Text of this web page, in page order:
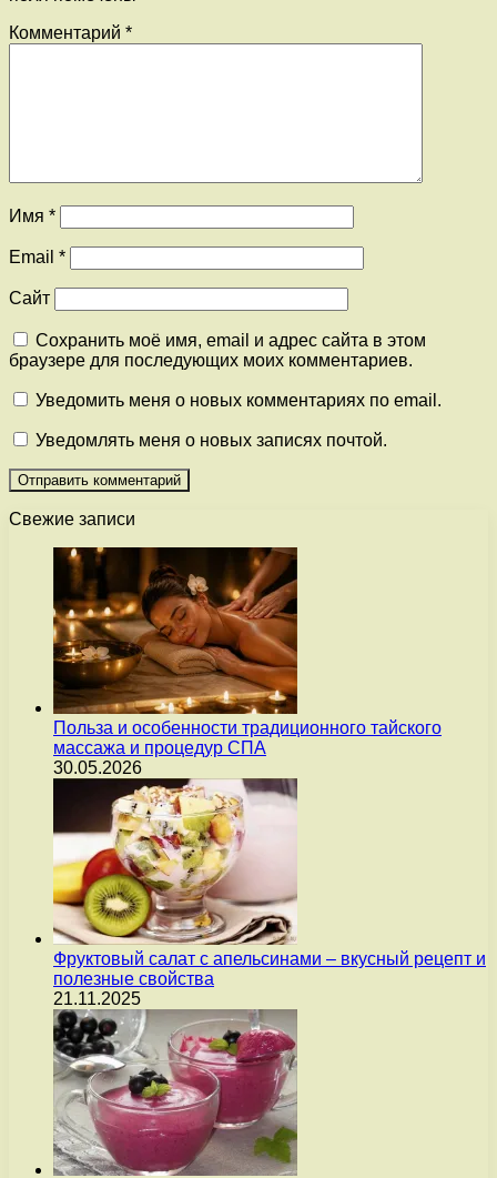
Комментарий *
Имя *
Email *
Сайт
Сохранить моё имя, email и адрес сайта в этом
браузере для последующих моих комментариев.
Уведомить меня о новых комментариях по email.
Уведомлять меня о новых записях почтой.
Свежие записи
Польза и особенности традиционного тайского
массажа и процедур СПА
30.05.2026
Фруктовый салат с апельсинами – вкусный рецепт и
полезные свойства
21.11.2025